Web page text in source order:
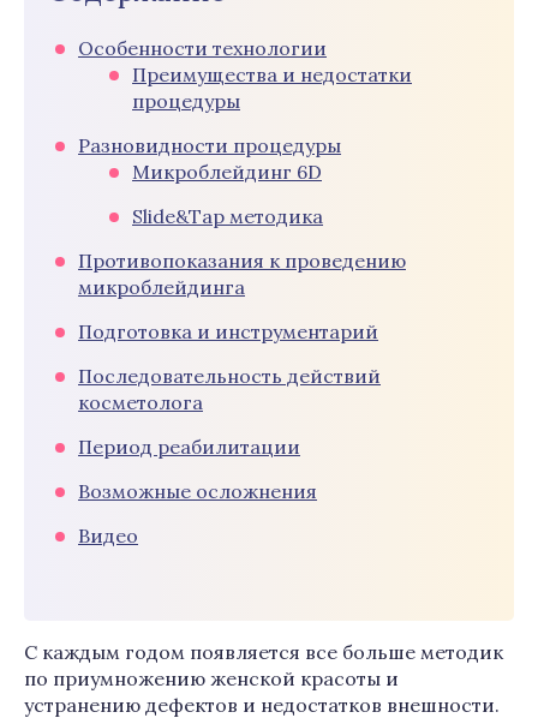
Особенности технологии
Преимущества и недостатки
процедуры
Разновидности процедуры
Микроблейдинг 6D
Slide&Tap методика
Противопоказания к проведению
микроблейдинга
Подготовка и инструментарий
Последовательность действий
косметолога
Период реабилитации
Возможные осложнения
Видео
С каждым годом появляется все больше методик
по приумножению женской красоты и
устранению дефектов и недостатков внешности.